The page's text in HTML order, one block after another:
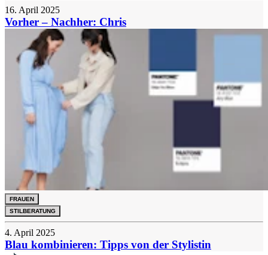
16. April 2025
Vorher – Nachher: Chris
FRAUEN
STILBERATUNG
4. April 2025
Blau kombinieren: Tipps von der Stylistin